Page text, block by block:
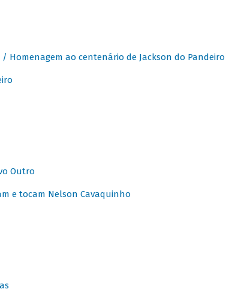
/ Homenagem ao centenário de Jackson do Pandeiro
Outro
e tocam Nelson Cavaquinho